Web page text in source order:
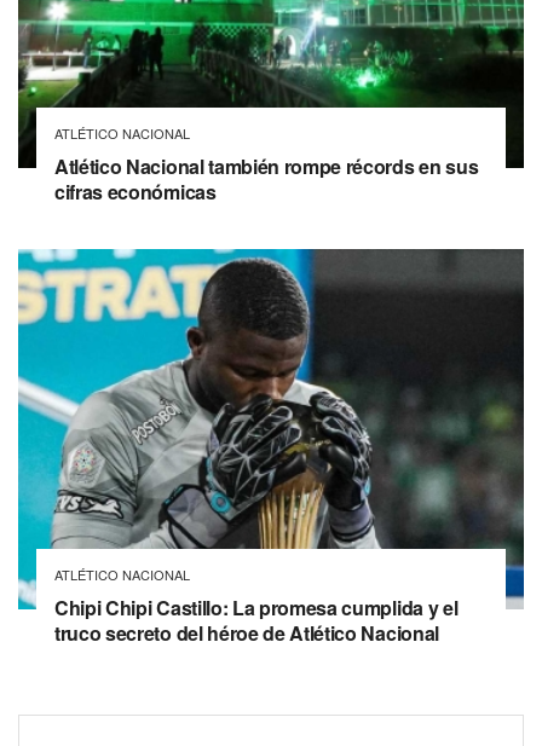
ATLÉTICO NACIONAL
Atlético Nacional también rompe récords en sus
cifras económicas
ATLÉTICO NACIONAL
Chipi Chipi Castillo: La promesa cumplida y el
truco secreto del héroe de Atlético Nacional